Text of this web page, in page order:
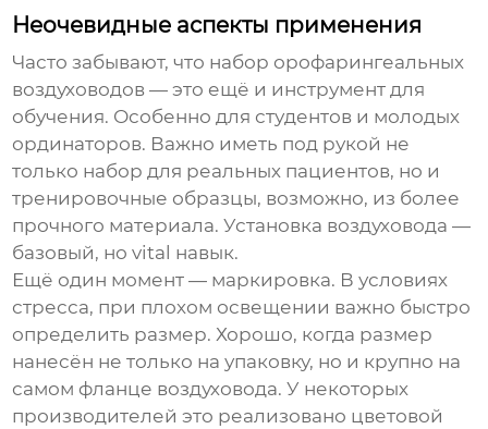
Неочевидные аспекты применения
Часто забывают, что набор орофарингеальных
воздуховодов — это ещё и инструмент для
обучения. Особенно для студентов и молодых
ординаторов. Важно иметь под рукой не
только набор для реальных пациентов, но и
тренировочные образцы, возможно, из более
прочного материала. Установка воздуховода —
базовый, но vital навык.
Ещё один момент — маркировка. В условиях
стресса, при плохом освещении важно быстро
определить размер. Хорошо, когда размер
нанесён не только на упаковку, но и крупно на
самом фланце воздуховода. У некоторых
производителей это реализовано цветовой